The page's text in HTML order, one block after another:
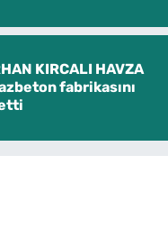
KIRCALI HAVZA
fabrikasını